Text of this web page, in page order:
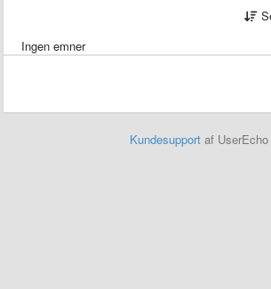
Ingen emner
Kundesupport af UserEcho